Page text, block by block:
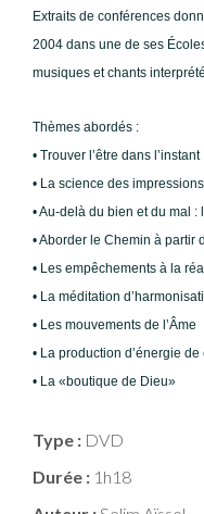
Extraits de conférences
2004 dans une de ses
musiques et chants
Thèmes abordés :
• Trouver lʼêtre dans lʼinstant
• La science des impressions
• Au-delà du bien et du mal :
• Aborder le Chemin à partir
• Les empêchements à la
• La méditation
• Les mouvements de lʼÂme
• La production dʼénergie
• La «boutique de Dieu»
Type : DVD
Durée : 1h18